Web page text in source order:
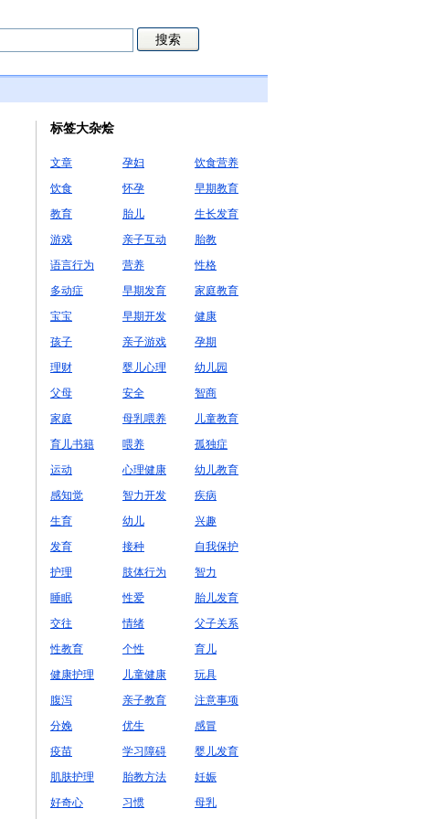
标签大杂烩
文章 孕妇
饮食营养
饮食
怀孕
早期教育
教育
胎儿
生长发育
游戏
亲子互动
胎教
语言行为
营养
性格
多动症
早期发育
家庭教育
宝宝
早期开发
健康
孩子
亲子游戏
孕期
理财
婴儿心理
幼儿园
父母
安全
智商
家庭
母乳喂养
儿童教育
育儿书籍
喂养
孤独症
运动
心理健康
幼儿教育
感知觉
智力开发
疾病
生育
幼儿
兴趣
发育
接种
自我保护
护理
肢体行为
智力
睡眠
性爱
胎儿发育
交往
情绪
父子关系
性教育
个性
育儿
健康护理
儿童健康
玩具
腹泻
亲子教育
注意事项
分娩
优生
感冒
疫苗
学习障碍
婴儿发育
肌肤护理
胎教方法
妊娠
好奇心
习惯
母乳